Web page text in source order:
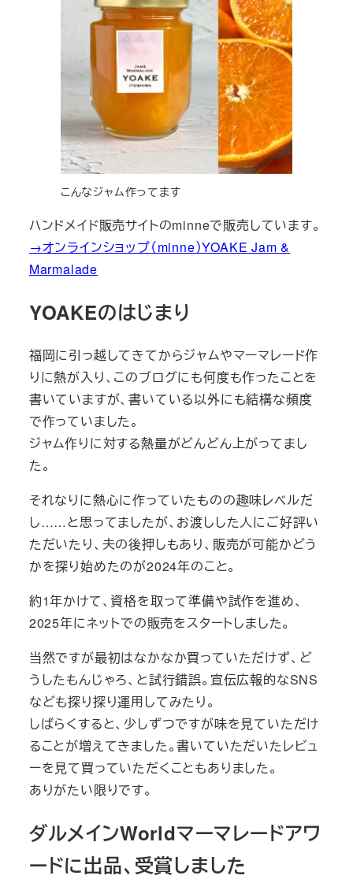
こんなジャム作ってます
ハンドメイド販売サイトのminneで販売しています。
→オンラインショップ（minne）YOAKE Jam &
Marmalade
YOAKEのはじまり
福岡に引っ越してきてからジャムやマーマレード作
りに熱が入り、このブログにも何度も作ったことを
書いていますが、書いている以外にも結構な頻度
で作っていました。
ジャム作りに対する熱量がどんどん上がってまし
た。
それなりに熱心に作っていたものの趣味レベルだ
し……と思ってましたが、お渡しした人にご好評い
ただいたり、夫の後押しもあり、販売が可能かどう
かを探り始めたのが2024年のこと。
約1年かけて、資格を取って準備や試作を進め、
2025年にネットでの販売をスタートしました。
当然ですが最初はなかなか買っていただけず、ど
うしたもんじゃろ、と試行錯誤。宣伝広報的なSNS
なども探り探り運用してみたり。
しばらくすると、少しずつですが味を見ていただけ
ることが増えてきました。書いていただいたレビュ
ーを見て買っていただくこともありました。
ありがたい限りです。
ダルメインWorldマーマレードアワ
ードに出品、受賞しました